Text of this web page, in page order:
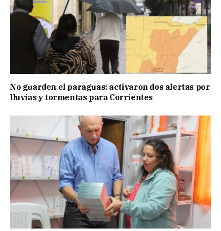
No guarden el paraguas: activaron dos alertas por
lluvias y tormentas para Corrientes